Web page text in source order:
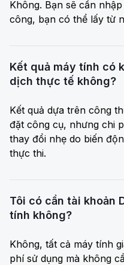
Không. Bạn sẽ cần
công, bạn có thể lấy từ
Kết quả máy tính có
dịch thực tế không?
Kết quả dựa trên công
đặt công cụ, nhưng chi
thay đổi nhẹ do biến
thực thi.
Tôi có cần tài khoản
tính không?
Không, tất cả máy tính
phí sử dụng mà không